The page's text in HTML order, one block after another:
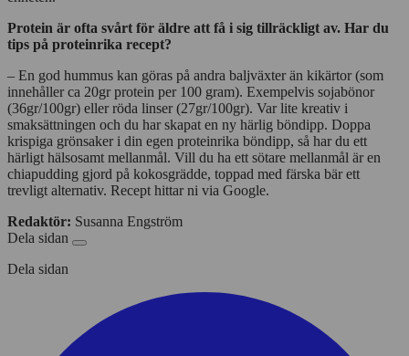
Protein är ofta svårt för äldre att få i sig tillräckligt av. Har du
tips på proteinrika recept?
– En god hummus kan göras på andra baljväxter än kikärtor (som
innehåller ca 20gr protein per 100 gram). Exempelvis sojabönor
(36gr/100gr) eller röda linser (27gr/100gr). Var lite kreativ i
smaksättningen och du har skapat en ny härlig böndipp. Doppa
krispiga grönsaker i din egen proteinrika böndipp, så har du ett
härligt hälsosamt mellanmål. Vill du ha ett sötare mellanmål är en
chiapudding gjord på kokosgrädde, toppad med färska bär ett
trevligt alternativ. Recept hittar ni via Google.
Redaktör: Susanna Engström
Dela sidan
Dela sidan